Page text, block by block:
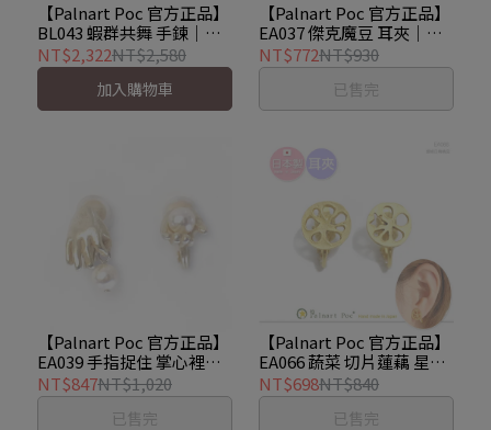
【Palnart Poc 官方正品】
BL043 蝦群共舞 手鍊｜日
本製 職人手工著色 海蝦與
星辰設計 Krill
NT$2,322NT$2,580
加入購物車
【Palnart Poc 官方正品】
EA037 傑克魔豆 耳夾｜日
本製 枝豆笑臉 療癒蔬菜系
列 Edamame
NT$772NT$930
已售完
【Palnart Poc 官方正品】
EA039 手指捉住 掌心裡的
珍珠 耳夾 ハーヴェスト
Harvest
NT$847NT$1,020
已售完
【Palnart Poc 官方正品】
EA066 蔬菜 切片蓮藕 星星
洞 耳夾 レンコン
NT$698NT$840
已售完